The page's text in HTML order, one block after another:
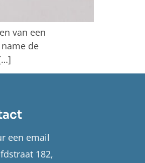
van een
de
een email
182,